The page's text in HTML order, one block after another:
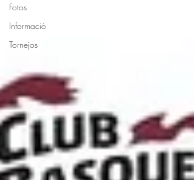
Fotos
Informació
Tornejos